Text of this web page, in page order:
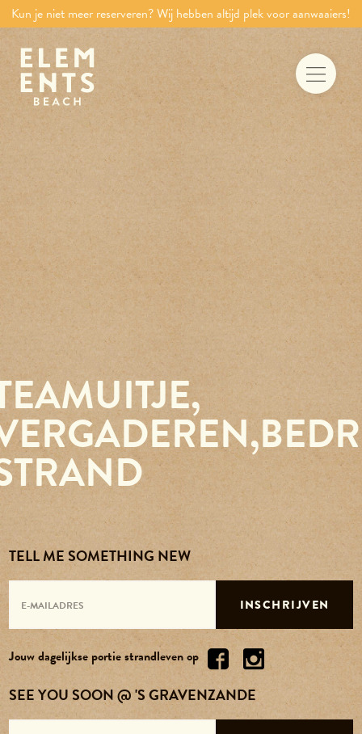
Food & drinks
Iets te vieren
Trouwen aan zee
Vergaderen
Activiteiten
Reserveren
Agenda
Contact
Over ons
Vacatures
Kun je niet meer reserveren? Wij hebben altijd plek voor aanwaaiers!
TELL ME SOMETHING NEW
INSCHRIJVEN
Jouw dagelijkse portie strandleven op
SEE YOU SOON @ 'S GRAVENZANDE